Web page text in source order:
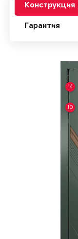
Конструкция
Гарантия
10
14